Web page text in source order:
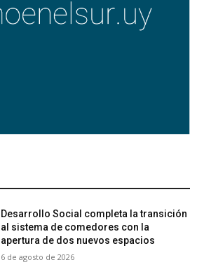
Desarrollo Social completa la transición
al sistema de comedores con la
apertura de dos nuevos espacios
6 de agosto de 2026